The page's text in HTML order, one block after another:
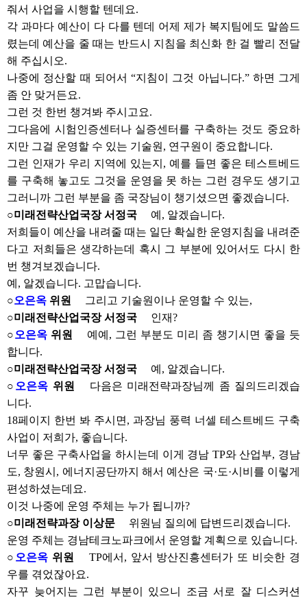
줘서 사업을 시행할 텐데요.
각 과마다 예산이 다 다를 텐데 어제 제가 복지팀에도 말씀드
렸는데 예산을 줄 때는 반드시 지침을 최신화 한 걸 빨리 전달
해 주십시오.
나중에 정산할 때 되어서 “지침이 그것 아닙니다.” 하면 그게
좀 안 맞거든요.
그런 것 한번 챙겨봐 주시고요.
그다음에 시험인증센터나 실증센터를 구축하는 것도 중요하
지만 그걸 운영할 수 있는 기술원, 연구원이 중요합니다.
그런 인재가 우리 지역에 있는지, 예를 들면 좋은 테스트베드
를 구축해 놓고도 그것을 운영을 못 하는 그런 경우도 생기고
그러니까 그런 부분을 좀 국장님이 챙기셨으면 좋겠습니다.
○미래전략산업국장 서정국
예, 알겠습니다.
저희들이 예산을 내려줄 때는 일단 확실한 운영지침을 내려준
다고 저희들은 생각하는데 혹시 그 부분에 있어서도 다시 한
번 챙겨보겠습니다.
예, 알겠습니다. 고맙습니다.
○오은옥 위원
그리고 기술원이나 운영할 수 있는,
○미래전략산업국장 서정국
인재?
○오은옥 위원
예예, 그런 부분도 미리 좀 챙기시면 좋을 듯
합니다.
○미래전략산업국장 서정국
예, 알겠습니다.
○ 오은옥 위원
다음은 미래전략과장님께 좀 질의드리겠습
니다.
18페이지 한번 봐 주시면, 과장님 풍력 너셀 테스트베드 구축
사업이 저희가, 좋습니다.
너무 좋은 구축사업을 하시는데 이게 경남 TP와 산업부, 경남
도, 창원시, 에너지공단까지 해서 예산은 국·도·시비를 이렇게
편성하셨는데요.
이것 나중에 운영 주체는 누가 됩니까?
○미래전략과장 이상문
위원님 질의에 답변드리겠습니다.
운영 주체는 경남테크노파크에서 운영할 계획으로 있습니다.
○ 오은옥위원
TP에서, 앞서 방산진흥센터가 또 비슷한 경
우를 겪었잖아요.
자꾸 늦어지는 그런 부분이 있으니 조금 서로 잘 디스커션